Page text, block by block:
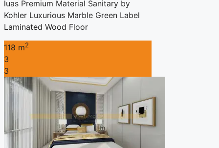
luas Premium Material Sanitary by
Kohler Luxurious Marble Green Label
Laminated Wood Floor
118 m2
3
3